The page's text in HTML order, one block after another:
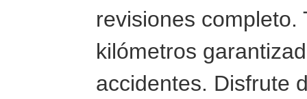
revisiones completo.
kilómetros
accidentes. Disfrute